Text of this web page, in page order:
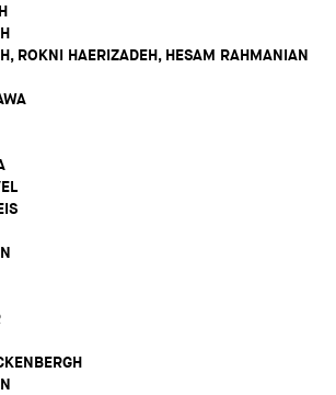
ROKNI HAERIZADEH, HESAM RAHMANIAN